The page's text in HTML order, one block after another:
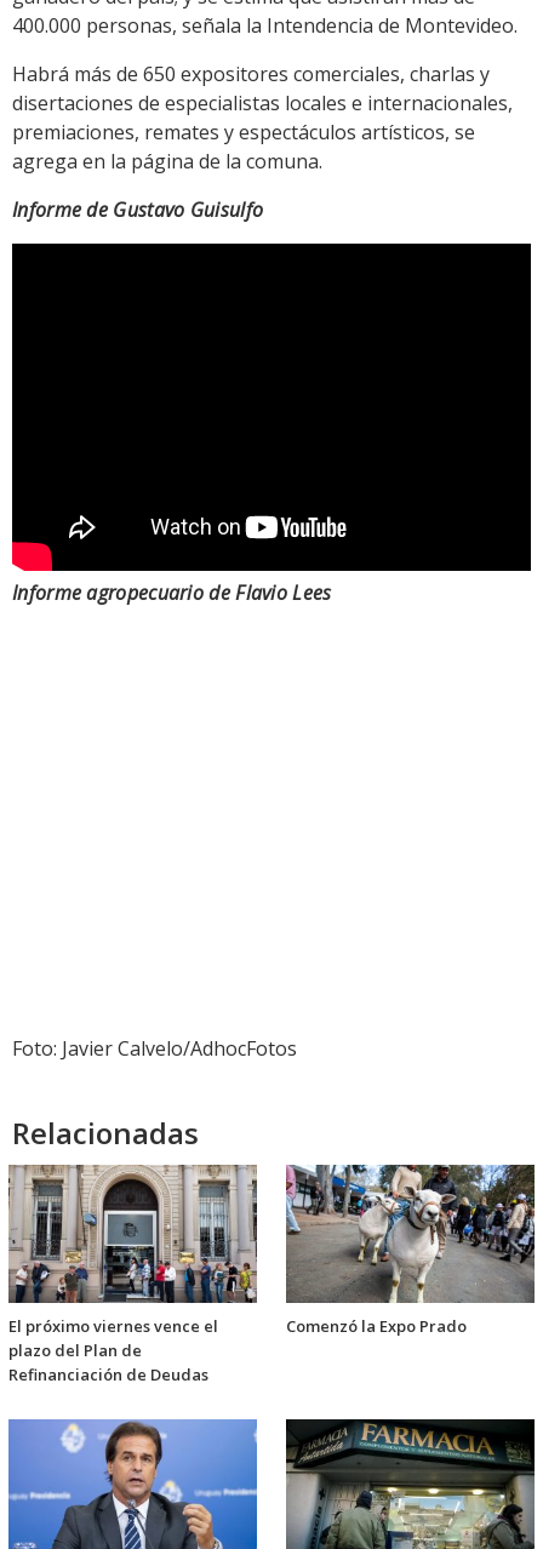
400.000 personas, señala la Intendencia de Montevideo.
Habrá más de 650 expositores comerciales, charlas y
disertaciones de especialistas locales e internacionales,
premiaciones, remates y espectáculos artísticos, se
agrega en la página de la comuna.
Informe de Gustavo Guisulfo
Informe agropecuario de Flavio Lees
Foto: Javier Calvelo/AdhocFotos
Relacionadas
El próximo viernes vence el
plazo del Plan de
Refinanciación de Deudas
Comenzó la Expo Prado